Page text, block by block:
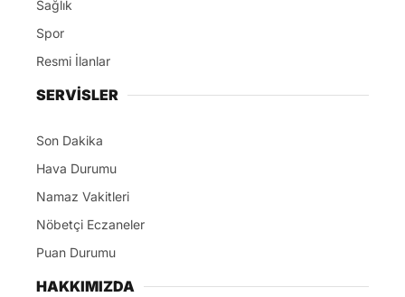
Sağlık
Spor
Resmi İlanlar
SERVİSLER
Son Dakika
Hava Durumu
Namaz Vakitleri
Nöbetçi Eczaneler
Puan Durumu
HAKKIMIZDA